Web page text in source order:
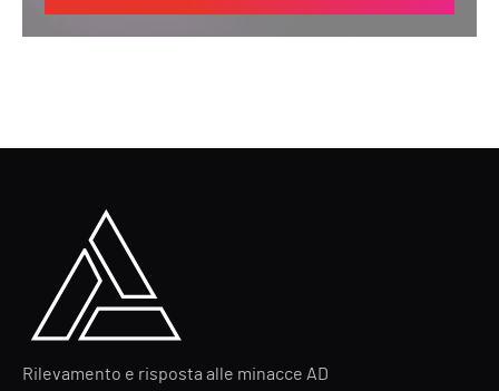
Rilevamento e risposta alle minacce AD